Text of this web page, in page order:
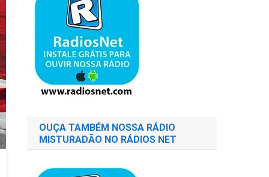
OUÇA TAMBÉM NOSSA RÁDIO
MISTURADÃO NO RÁDIOS NET